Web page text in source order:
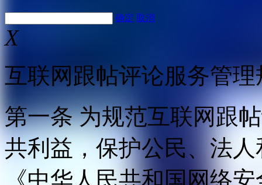
确定 取消
X
互联网跟帖评论服务管理
第一条 为规范互联网跟
共利益，保护公民、法
《中华人民共和国网络